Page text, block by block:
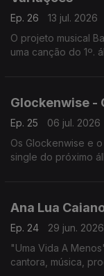
Ep. 26
13 jul. 2026
O projeto musical
uma canção do 1º.
Glockenwise -
Ep. 25
06 jul. 2026
Os Glockenwise e
single do próximo
Ana Lua
Ep. 24
29 jun. 2026
"Uma Vida A
cantora, música,